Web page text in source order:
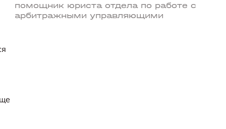
помощник юриста отдела по работе с
арбитражными управляющими